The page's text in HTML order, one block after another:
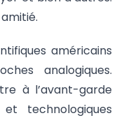
américains
analogiques.
à l’avant-garde
technologiques